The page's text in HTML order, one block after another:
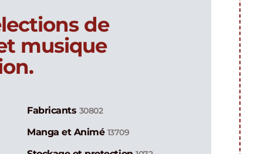
de
musique
Fabricants 30802
Manga et Animé 13709